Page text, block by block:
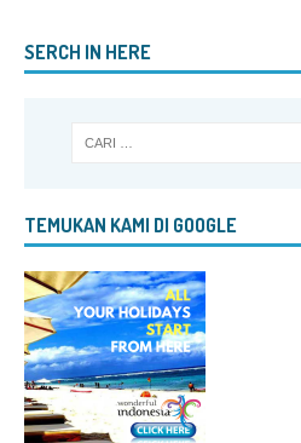
SERCH IN HERE
TEMUKAN KAMI DI GOOGLE